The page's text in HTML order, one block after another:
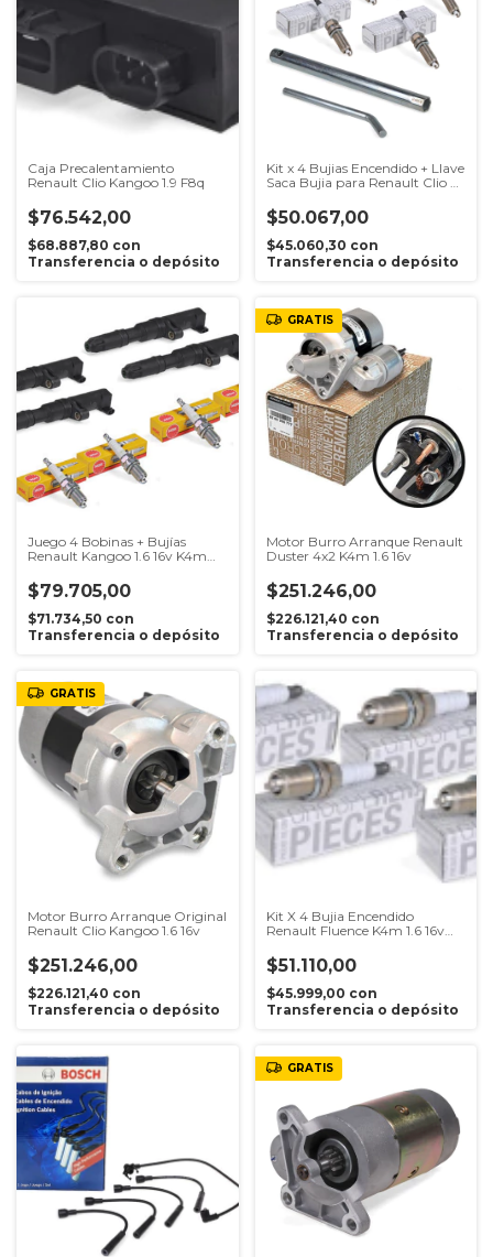
Caja Precalentamiento
Renault Clio Kangoo 1.9 F8q
$76.542,00
$68.887,80 con
Transferencia o depósito
Kit x 4 Bujias Encendido + Llave
Saca Bujia para Renault Clio 2
$50.067,00
$45.060,30 con
Transferencia o depósito
Juego 4 Bobinas + Bujías
Renault Kangoo 1.6 16v K4m
$79.705,00
$71.734,50 con
Transferencia o depósito
GRATIS
Motor Burro Arranque Renault
Duster 4x2 K4m 1.6 16v
$251.246,00
$226.121,40 con
Transferencia o depósito
GRATIS
Motor Burro Arranque Original
Renault Clio Kangoo 1.6 16v
$251.246,00
$226.121,40 con
Transferencia o depósito
Kit X 4 Bujia Encendido
Renault Fluence K4m 1.6 16v
$51.110,00
$45.999,00 con
Transferencia o depósito
GRATIS